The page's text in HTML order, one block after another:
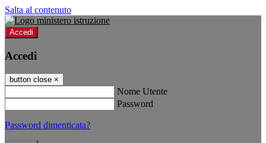
Salta al contenuto
Accedi
Accedi
button close ×
Nome Utente
Password
Password dimenticata?